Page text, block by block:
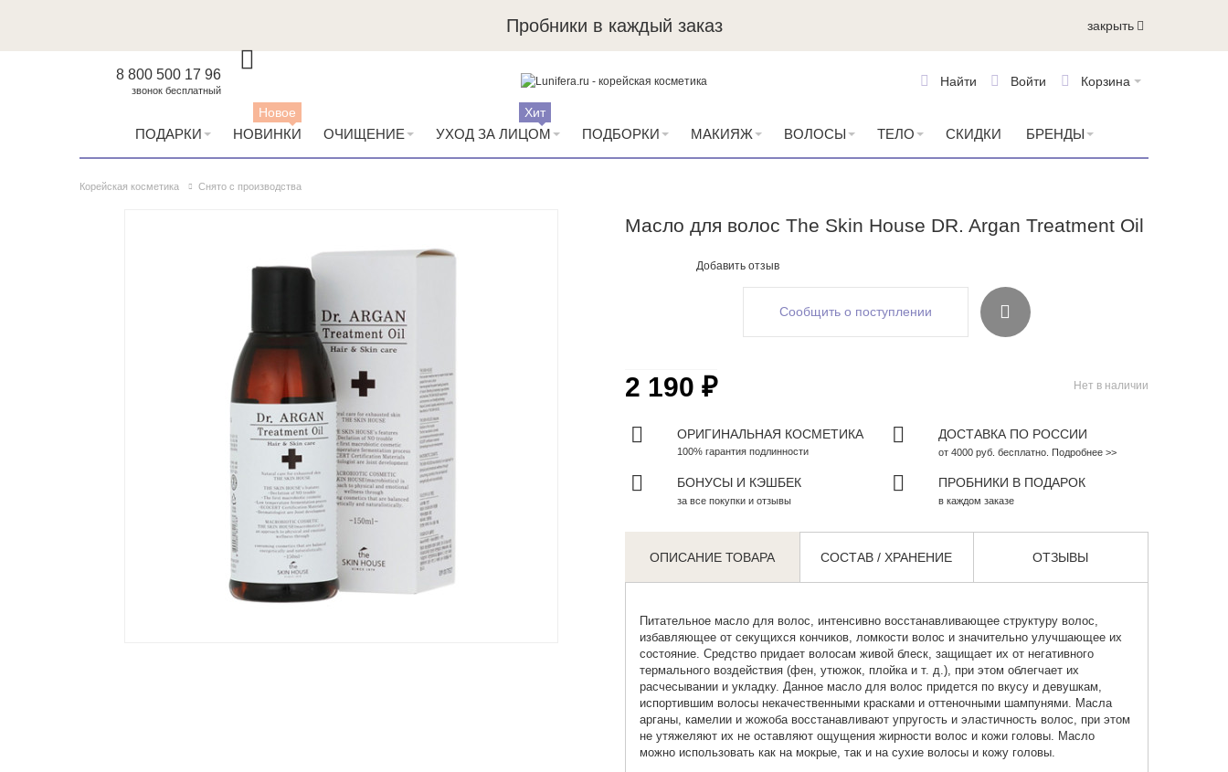
Пробники в каждый заказ закрыть
8 800 500 17 96
звонок бесплатный
Корзина
Войти
Найти
ПОДАРКИ НОВИНКИ
Новое
ОЧИЩЕНИЕ УХОД ЗА ЛИЦОМ
Хит
ПОДБОРКИ МАКИЯЖ ВОЛОСЫ ТЕЛО СКИДКИ БРЕНДЫ
Корейская косметика Снято с производства
Масло для волос The Skin House DR. Argan Treatment Oil
Добавить отзыв
Сообщить о поступлении
Нет в наличии
2 190 ₽
ОРИГИНАЛЬНАЯ КОСМЕТИКА
100% гарантия подлинности
ДОСТАВКА ПО РОССИИ
от 4000 руб. бесплатно. Подробнее >>
БОНУСЫ И КЭШБЕК
за все покупки и отзывы
ПРОБНИКИ В ПОДАРОК
в каждом заказе
ОПИСАНИЕ ТОВАРА СОСТАВ / ХРАНЕНИЕ ОТЗЫВЫ
Питательное масло для волос, интенсивно восстанавливающее структуру волос,
избавляющее от секущихся кончиков, ломкости волос и значительно улучшающее их
состояние. Средство придает волосам живой блеск, защищает их от негативного
термального воздействия (фен, утюжок, плойка и т. д.), при этом облегчает их
расчесывании и укладку. Данное масло для волос придется по вкусу и девушкам,
испортившим волосы некачественными красками и оттеночными шампунями. Масла
арганы, камелии и жожоба восстанавливают упругость и эластичность волос, при этом
не утяжеляют их не оставляют ощущения жирности волос и кожи головы. Масло
можно использовать как на мокрые, так и на сухие волосы и кожу головы.